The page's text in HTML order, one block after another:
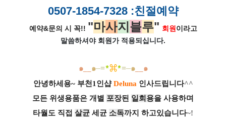
0507-1854-7328:친절예약
예약&문의 시 꼭!! "마사지 블루" 회원 이라고
말씀하셔야 회원가 적용되십니다.
๑__ ๑─=*⌘*=─๑__ ๑
안녕하세용~ 부천1인샵Deluna 인사드립니다^^
모든 위생용품은 개별 포장된 일회용을 사용하며
타월도 직접 살균 세균 소독까지 하고있습니다~!